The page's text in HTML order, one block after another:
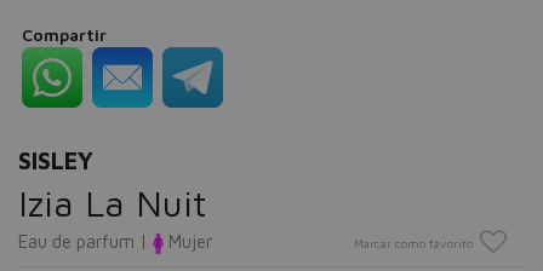
Compartir
SISLEY
Izia La Nuit
Eau de parfum | Mujer Marcar como favorito